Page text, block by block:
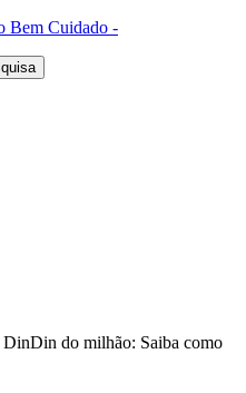
Bem Cuidado -
DinDin do milhão: Saiba como